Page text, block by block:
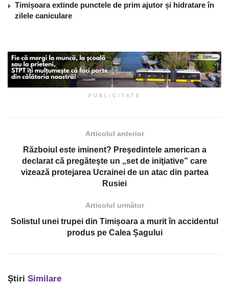
Timișoara extinde punctele de prim ajutor și hidratare în
zilele caniculare
PUBLICITATE
Articolul anterior
Războiul este iminent? Preşedintele american a
declarat că pregăteşte un „set de iniţiative” care
vizează protejarea Ucrainei de un atac din partea
Rusiei
Articolul următor
Solistul unei trupei din Timișoara a murit în accidentul
produs pe Calea Șagului
Știri Similare